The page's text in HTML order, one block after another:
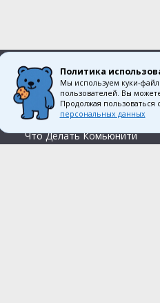
О компании
Вакансии
Контакты
О нас
Что Делать Комьюнити
Политика
Мы используем куки-
пользователей. Вы
Продолжая
персональных данных